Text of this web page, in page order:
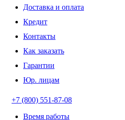
Доставка и оплата
Кредит
Контакты
Как заказать
Гарантии
Юр. лицам
+7 (800) 551-87-08
Время работы